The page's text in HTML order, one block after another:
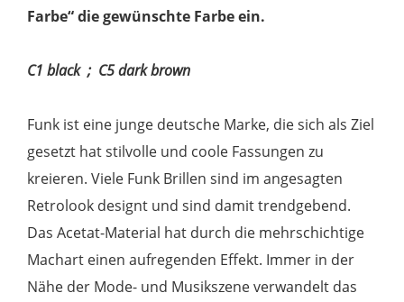
Farbe“ die gewünschte Farbe ein.
C1 black ; C5 dark brown
Funk ist eine junge deutsche Marke, die sich als Ziel
gesetzt hat stilvolle und coole Fassungen zu
kreieren. Viele Funk Brillen sind im angesagten
Retrolook designt und sind damit trendgebend.
Das Acetat-Material hat durch die mehrschichtige
Machart einen aufregenden Effekt. Immer in der
Nähe der Mode- und Musikszene verwandelt das